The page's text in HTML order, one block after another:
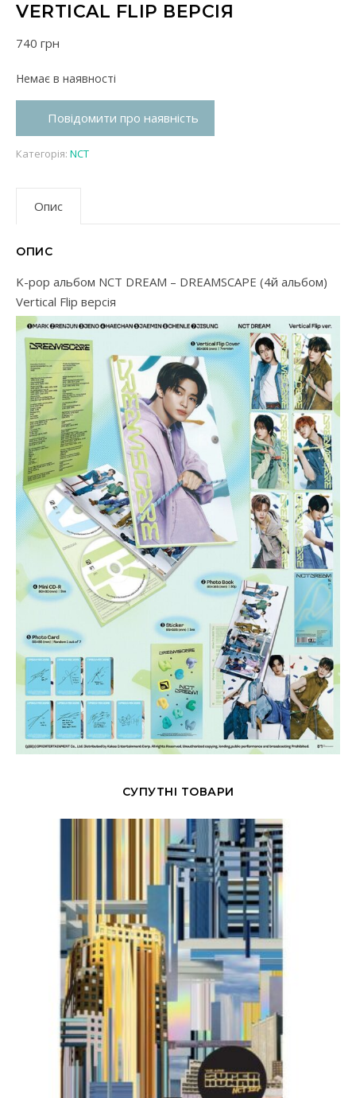
VERTICAL FLIP ВЕРСІЯ
740 грн
Немає в наявності
Повідомити про наявність
Категорія: NCT
Опис
ОПИС
K-pop альбом NCT DREAM – DREAMSCAPE (4й альбом)
Vertical Flip версія
СУПУТНІ ТОВАРИ